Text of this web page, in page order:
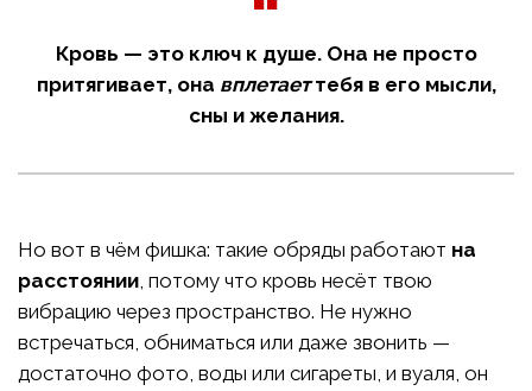
Кровь — это ключ к душе. Она не просто
притягивает, она вплетаеттебя в его мысли,
сны и желания.
Но вот в чём фишка: такие обряды работают на
расстоянии, потому что кровь несёт твою
вибрацию через пространство. Не нужно
встречаться, обниматься или даже звонить —
достаточно фото, воды или сигареты, и вуаля, он